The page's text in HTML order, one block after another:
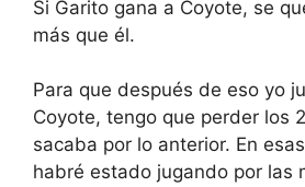
Si Garito gana a Coyote, se
más que él.
Para que después de eso yo
Coyote, tengo que perder los
sacaba por lo anterior. En
habré estado jugando por las